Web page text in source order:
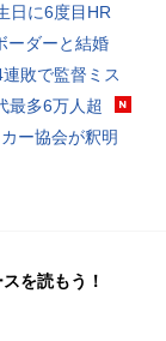
日に6度目HR
ーダーと結婚
敗で監督ミス
最多6万人超
ー協会が釈明
を読もう！